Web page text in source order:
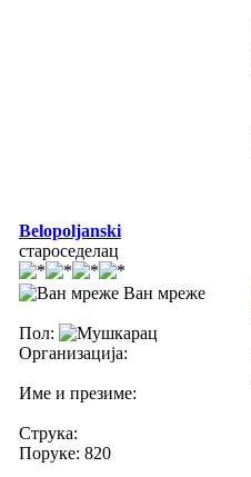
Belopoljanski
староседелац
Ван мреже
Пол:
Организација:
Име и презиме:
Струка:
Поруке: 820